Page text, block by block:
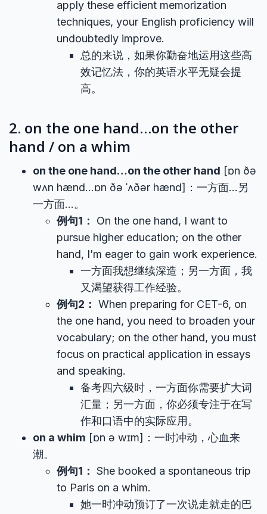
apply these efficient memorization
techniques, your English proficiency will
undoubtedly improve.
总的来说，如果你勤奋地运用这些高
效记忆法，你的英语水平无疑会提
高。
2. on the one hand…on the other
hand / on a whim
on the one hand…on the other hand [ɒn ðə
wʌn hænd…ɒn ðə ˈʌðər hænd]：一方面…另
一方面…。
例句1：
On the one hand, I want to
pursue higher education; on the other
hand, I’m eager to gain work experience.
一方面我想继续深造；另一方面，我
又渴望获得工作经验。
例句2： When preparing for CET-6, on
the one hand, you need to broaden your
vocabulary; on the other hand, you must
focus on practical application in essays
and speaking.
备考四六级时，一方面你需要扩大词
汇量；另一方面，你必须专注于在写
作和口语中的实际应用。
on a whim [ɒn ə wɪm]：一时冲动，心血来
潮。
例句1： She booked a spontaneous trip
to Paris on a whim.
她一时冲动预订了一次说走就走的巴